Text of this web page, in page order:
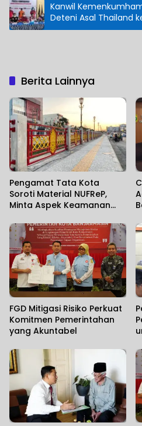
Kanwil
Deteni Asal Thailand
Berita Lainnya
Pengamat Tata Kota
Soroti Material NUFReP,
Minta Aspek Keamanan
Maraknya Pencurian
Fasilitas Umum
FGD Mitigasi Risiko Perkuat
Komitmen Pemerintahan
yang Akuntabel